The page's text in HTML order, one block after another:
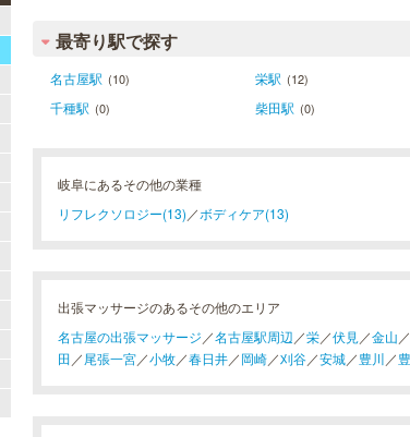
最寄り駅で探す
名古屋駅 (10) 栄駅 (12)
千種駅 (0) 柴田駅 (0)
岐阜にあるその他の業種
リフレクソロジー(13) ／ボディケア(13)
出張マッサージのあるその他のエリア
名古屋の出張マッサージ ／名古屋駅周辺 ／栄／伏見 ／金山 ／
田 ／尾張一宮／小牧／春日井／岡崎／刈谷／安城／豊川 ／